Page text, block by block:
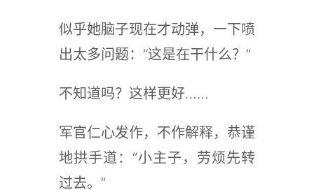
似乎她脑子现在才动弹，一下喷
出太多问题：“这是在干什么？”
不知道吗？这样更好……
军官仁心发作，不作解释，恭谨
地拱手道：“小主子，劳烦先转
过去。”